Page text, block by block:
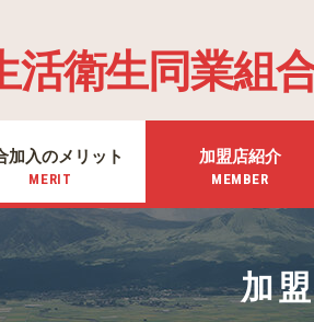
活衛生同業組
加入のメリット
MERIT
加盟店紹介
MEMBER
加
組合
加
関